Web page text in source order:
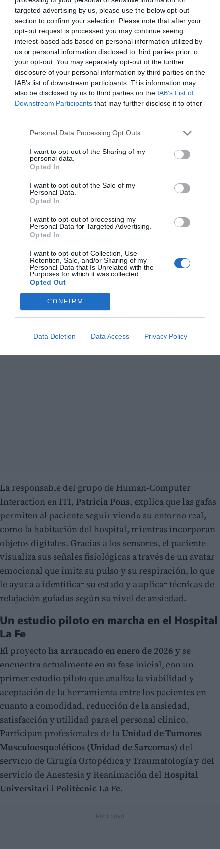
targeted advertising by us, please use the below opt-out
section to confirm your selection. Please note that after your
opt-out request is processed you may continue seeing
interest-based ads based on personal information utilized by
us or personal information disclosed to third parties prior to
your opt-out. You may separately opt-out of the further
disclosure of your personal information by third parties on the
IAB’s list of downstream participants. This information may
also be disclosed by us to third parties on the IAB’s List of
Downstream Participants that may further disclose it to other
Personal Data Processing Opt Outs
I want to opt-out of the Sharing of my
personal data.
Opted In
I want to opt-out of the Sale of my
Personal Data.
Opted In
I want to opt-out of processing my
Personal Data for Targeted Advertising.
Opted In
I want to opt-out of Collection, Use,
Retention, Sale, and/or Sharing of my
Personal Data that Is Unrelated with the
Purposes for which it was collected.
Opted Out
CONFIRM
Data Deletion Data Access Privacy Policy
serenidad, reduciendo la necesidad de medicación
cuando sea posible".
Gafas inmersivas y sensores para medir las
emociones
A diferencia de otras soluciones basadas en realidad
virtual, que aíslan al usuario en un entorno totalmente
digital, MIXCARE combinarealidad mixta —que
fusiona el espacio físico con elementos digitales
interactivos— con sensores no invasivos que ofrecen
funciones como el ritmo cardíaco o la respiración.
La responsable del grupo de Human-Computer
Interaction en ITI, Patricia Pons, explica que las gafas
permiten al paciente seguir viendo su entorno real,
como la habitación del hospital, mientras incorporan
objetos digitales. Gracias a los sensores, el paciente
visualiza sus señales fisiológicas a través de un avatar
emocional que imita su pulso y su respiración, lo que
le ayuda a identificar su estado y a aplicar técnicas de
relajación guiadas según su nivel de ansiedad.
Un estudio piloto en marcha en el Hospital
La Fe
El proyecto ha arrancado en enero de 2026 y se
encuentra actualmente en su fase inicial, con un
primer estudio piloto que analiza la viabilidad y
aceptación de la herramienta entre los pacientes en
cuanto a comodidad, reducción de la ansiedad,
satisfacción y utilidad para el personal clínico.
Participan profesionales de laUnidad de Tumores
Musculoesqueléticos (Unidad de Sarcomas) del
servicio de Cirugía Ortopédica y Traumatología y del
servicio de Anestesia y Reanimación del Hospital
Universitari i Politècnic La Fe.